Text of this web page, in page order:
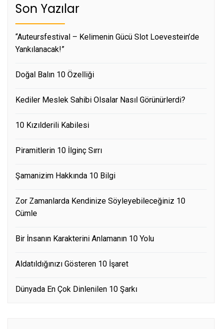
Son Yazılar
“Auteursfestival – Kelimenin Gücü Slot Loevestein’de
Yankılanacak!”
Doğal Balın 10 Özelliği
Kediler Meslek Sahibi Olsalar Nasıl Görünürlerdi?
10 Kızılderili Kabilesi
Piramitlerin 10 İlginç Sırrı
Şamanizim Hakkında 10 Bilgi
Zor Zamanlarda Kendinize Söyleyebileceğiniz 10
Cümle
Bir İnsanın Karakterini Anlamanın 10 Yolu
Aldatıldığınızı Gösteren 10 İşaret
Dünyada En Çok Dinlenilen 10 Şarkı